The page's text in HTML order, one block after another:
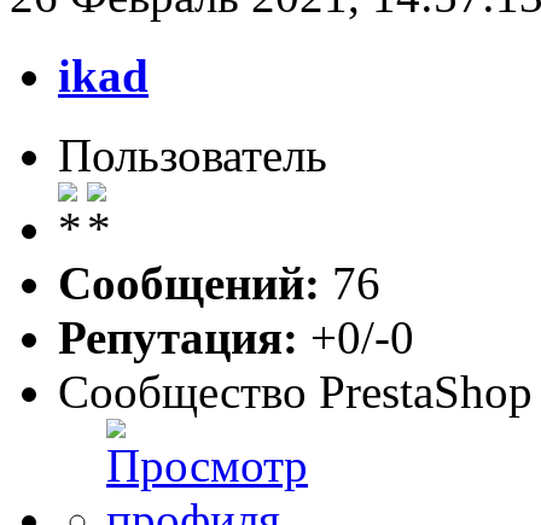
ikad
Пользователь
Сообщений: 76
Репутация: +0/-0
Сообщество PrestaShop